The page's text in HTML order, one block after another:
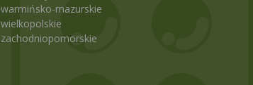
warmińsko-mazurskie
wielkopolskie
zachodniopomorskie